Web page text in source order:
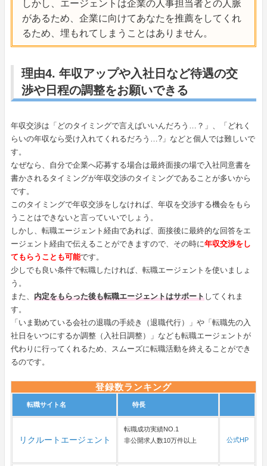
しかし、エージェントは企業の人事担当者との人脈
があるため、企業に向けてあなたを推薦をしてくれ
るため、埋もれてしまうことはありません。
理由4. 年収アップや入社日など待遇の交
渉や日程の調整をお願いできる
年収交渉は「どのタイミングで言えばいいんだろう…？」、「どれく
らいの年収なら受け入れてくれるだろう…?」などと個人では難しいで
す。
なぜなら、自分で企業へ応募する場合は最終面接の場で入社同意書を
書かされるタイミングが年収交渉のタイミングであることが多いから
です。
このタイミングで年収交渉をしなければ、年収を交渉する機会をもら
うことはできないと言っていいでしょう。
しかし、転職エージェント経由であれば、面接後に最終的な回答をエ
ージェント経由で伝えることができますので、その時に年収交渉をし
てもらうことも可能です。
少しでも良い条件で転職したければ、転職エージェントを使いましょ
う。
また、 内定をもらった後も転職エージェントはサポートしてくれま
す。
「いま勤めている会社の退職の手続き（退職代行）」や「転職先の入
社日をいつにするか調整（入社日調整）」なども転職エージェントが
代わりに行ってくれるため、スムーズに転職活動を終えることができ
るのです。
登録数ランキング
転職サイト名 特長
リクルートエージェント
転職成功実績NO.1
非公開求人数10万件以上
公式HP